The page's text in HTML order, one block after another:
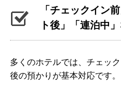
「チェックイン
ト後」「連泊中
多くのホテルでは、チェッ
後の預かりが基本対応です。